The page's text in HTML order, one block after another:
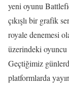
yeni oyunu
çıkışlı bir grafik
royale denemesi
üzerindeki oyuncu
Geçtiğimiz
platformlarda